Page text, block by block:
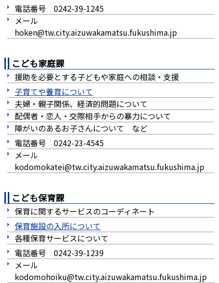
電話番号 0242-39-1245
メール
hoken@tw.city.aizuwakamatsu.fukushima.jp
こども家庭課
援助を必要とする子どもや家庭への相談・支援
子育てや養育について
夫婦・親子関係、経済的問題について
配偶者・恋人・交際相手からの暴力について
障がいのあるお子さんについて など
電話番号 0242-23-4545
メール
kodomokatei@tw.city.aizuwakamatsu.fukushima.jp
こども保育課
保育に関するサービスのコーディネート
保育施設の入所について
各種保育サービスについて
電話番号 0242-39-1239
メール
kodomohoiku@tw.city.aizuwakamatsu.fukushima.jp